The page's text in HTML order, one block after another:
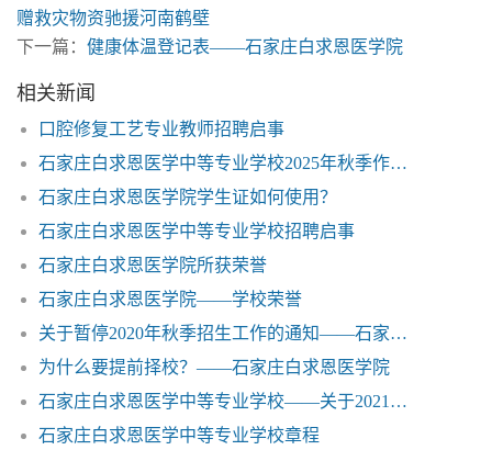
赠救灾物资驰援河南鹤壁
下一篇： 健康体温登记表——石家庄白求恩医学院
相关新闻
口腔修复工艺专业教师招聘启事
石家庄白求恩医学中等专业学校2025年秋季作息时间表
石家庄白求恩医学院学生证如何使用？
石家庄白求恩医学中等专业学校招聘启事
石家庄白求恩医学院所获荣誉
石家庄白求恩医学院——学校荣誉
关于暂停2020年秋季招生工作的通知——石家庄白求恩医学院
为什么要提前择校？——石家庄白求恩医学院
石家庄白求恩医学中等专业学校——关于2021年秋季学生开学相关事宜补充通知
石家庄白求恩医学中等专业学校章程